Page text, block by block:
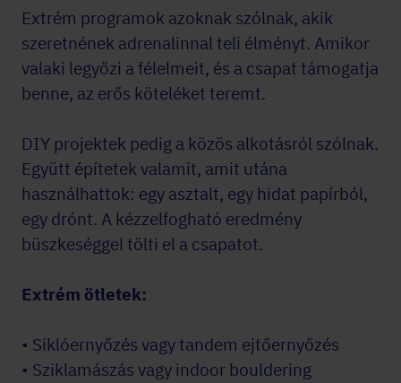
Extrém programok azoknak szólnak, akik
szeretnének adrenalinnal teli élményt. Amikor
valaki legyőzi a félelmeit, és a csapat támogatja
benne, az erős köteléket teremt.
DIY projektek pedig a közös alkotásról szólnak.
Együtt építetek valamit, amit utána
használhattok: egy asztalt, egy hidat papírból,
egy drónt. A kézzelfogható eredmény
büszkeséggel tölti el a csapatot.
Extrém ötletek:
• Siklóernyőzés vagy tandem ejtőernyőzés
• Sziklamászás vagy indoor bouldering